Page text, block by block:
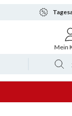
Mein